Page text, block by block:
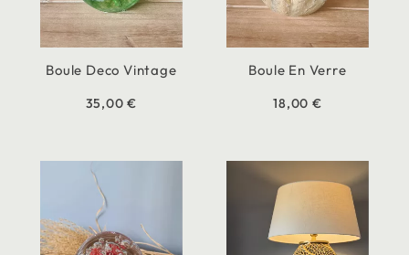
Boule Deco Vintage
35,00 €
Boule En Verre
18,00 €